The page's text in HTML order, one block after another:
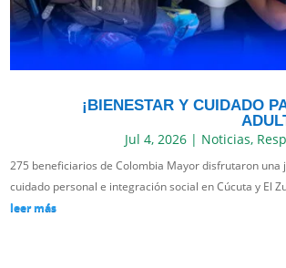
¡BIENESTAR Y CUIDADO
Jul 4, 2026| Noticias,
275 beneficiarios de Colombia Mayor disfrutaron una
cuidado personal e integración social en Cúcuta y El
leer más